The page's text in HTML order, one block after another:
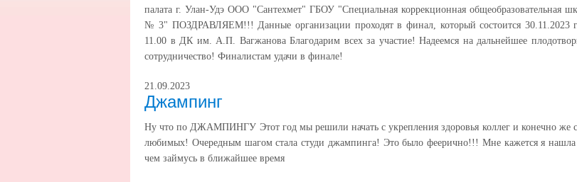
палата г. Улан-Удэ ООО "Сантехмет" ГБОУ "Специальная коррекционная общеобразовательная
№ 3" ПОЗДРАВЛЯЕМ!!! Данные организации проходят в финал, который состоится 30.11.2023
11.00 в ДК им. А.П. Вагжанова Благодарим всех за участие! Надеемся на дальнейшее
сотрудничество! Финалистам удачи в финале!
21.09.2023
Джампинг
Ну что по ДЖАМПИНГУ Этот год мы решили начать с укрепления здоровья коллег и конечно же
любимых! Очередным шагом стала студи джампинга! Это было феерично!!! Мне кажется я нашла
чем займусь в ближайшее время